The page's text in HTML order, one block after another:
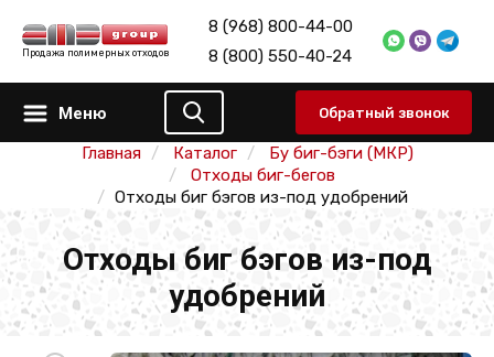
Продажа полимерных отходов
8 (968) 800-44-00
8 (800) 550-40-24
Меню Обратный звонок
Главная Каталог
Бу биг-бэги (МКР)
Отходы биг-бегов
Отходы биг бэгов из-под удобрений
Отходы биг бэгов из-под
удобрений